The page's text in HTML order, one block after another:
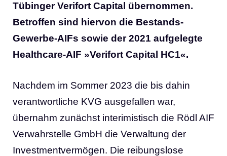
Tübinger Verifort Capital übernommen.
Betroffen sind hiervon die Bestands-
Gewerbe-AIFs sowie der 2021 aufgelegte
Healthcare-AIF »Verifort Capital HC1«.
Nachdem im Sommer 2023 die bis dahin
verantwortliche KVG ausgefallen war,
übernahm zunächst interimistisch die Rödl AIF
Verwahrstelle GmbH die Verwaltung der
Investmentvermögen. Die reibungslose